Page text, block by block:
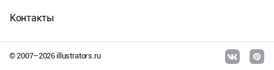
© 2007–2026illustrators.ru
Контакты